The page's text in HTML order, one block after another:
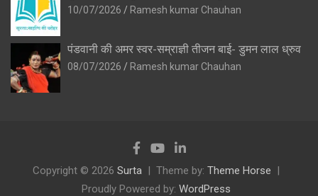
10/07/2026
Ramesh kumar Chauhan
पंडवानी की अमर स्वर-सम्राज्ञी तीजन बाई- डुमन लाल ध्रुव
08/07/2026
Ramesh kumar Chauhan
Copyright © 2026 Surta Theme by: Theme Horse
Proudly Powered by: WordPress